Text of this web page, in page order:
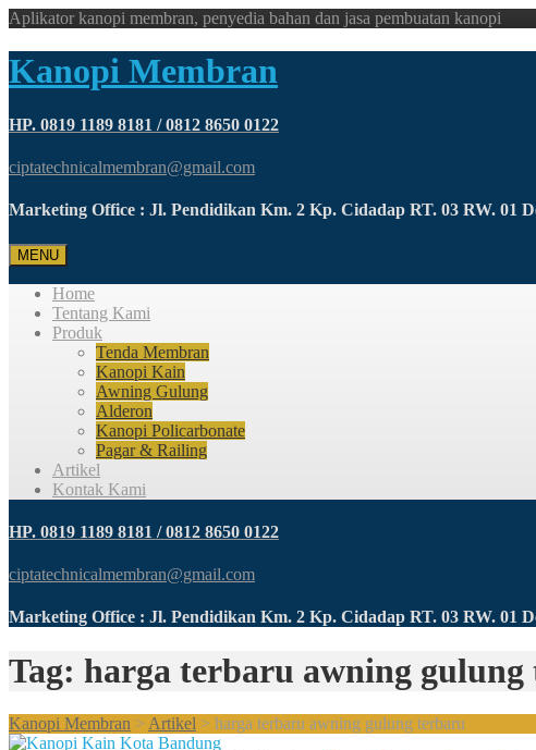
Aplikator kanopi membran, penyedia bahan dan jasa pembuatan kanopi
Kanopi Membran
HP. 0819 1189 8181 / 0812 8650 0122
ciptatechnicalmembran@gmail.com
Marketing Office : Jl. Pendidikan Km. 2 Kp. Cidadap RT. 03 RW. 01
MENU
Home
Tentang Kami
Produk
Tenda Membran
Kanopi Kain
Awning Gulung
Alderon
Kanopi Policarbonate
Pagar & Railing
Artikel
Kontak Kami
HP. 0819 1189 8181 / 0812 8650 0122
ciptatechnicalmembran@gmail.com
Marketing Office : Jl. Pendidikan Km. 2 Kp. Cidadap RT. 03 RW. 01
Tag: harga terbaru awning
Kanopi Membran > Artikel > harga terbaru awning gulung terbaru